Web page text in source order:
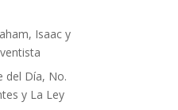
Isaac y
del Día, No.
y La Ley